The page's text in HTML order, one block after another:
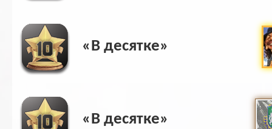
«В десятке»
«В десятке»